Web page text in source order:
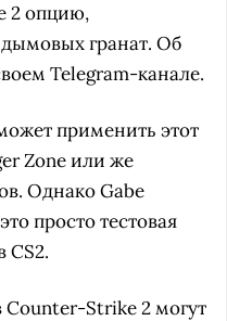
2 опцию,
гранат. Об
Telegram-канале.
применить этот
Zone или же
Однако Gabe
просто тестовая
CS2.
Counter-Strike 2 могут